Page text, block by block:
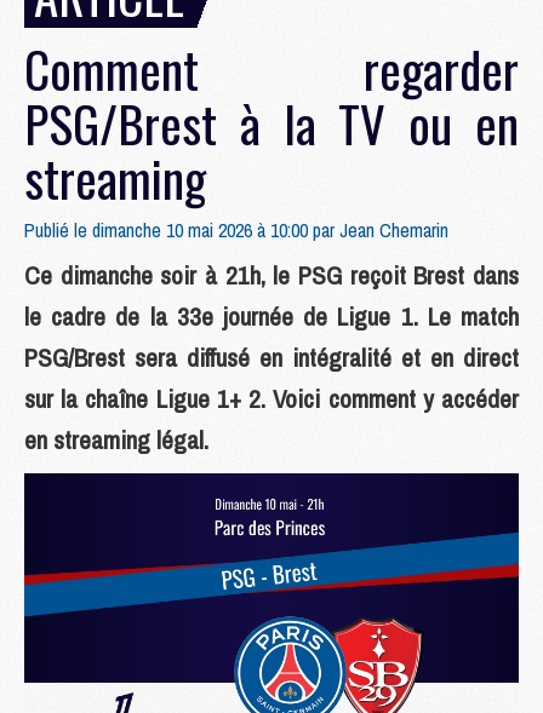
Comment regarder
PSG/Brest à la TV ou en
streaming
Publié le dimanche 10 mai 2026 à 10:00 parJean Chemarin
Ce dimanche soir à 21h, le PSG reçoit Brest dans
le cadre de la 33e journée de Ligue 1. Le match
PSG/Brest sera diffusé en intégralité et en direct
sur la chaîne Ligue 1+ 2. Voici comment y accéder
en streaming légal.